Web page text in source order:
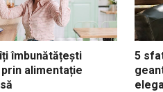
îmbunătățești
alimentație
5